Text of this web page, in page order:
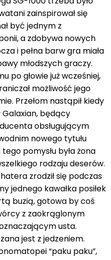
zainspirował się
być jednym z
a zdobywa nowych
i pełna barw gra miała
młodszych graczy.
po głowie już wcześniej,
możliwość jego
Przełom nastąpił kiedy
Galaxian, będący
obsługującym
nowego tytułu
pomysłu była żona
rodzaju deserów.
zrodził się podczas
jednego kawałka posiłek
buzią, gotowa by coś
z zaokrąglonym
usta.
jest z jedzeniem.
“paku paku”,